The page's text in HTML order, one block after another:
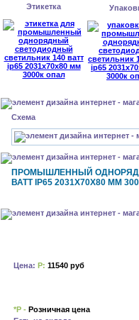
Этикетка
Схема
ПРОМЫШЛЕННЫЙ
ВАТТ IP65 2031Х70Х80 ММ
Цена: Р: 11540 руб
*Р - Розничная цена